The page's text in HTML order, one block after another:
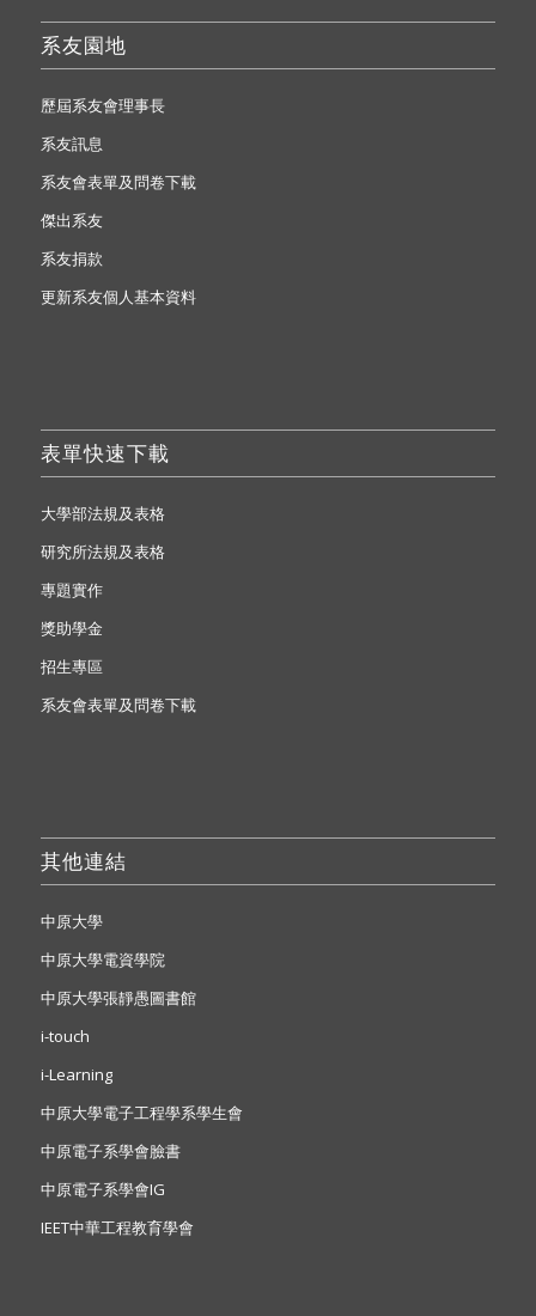
系友園地
歷屆系友會理事長
系友訊息
系友會表單及問卷下載
傑出系友
系友捐款
更新系友個人基本資料
表單快速下載
大學部法規及表格
研究所法規及表格
專題實作
獎助學金
招生專區
系友會表單及問卷下載
其他連結
中原大學
中原大學電資學院
中原大學張靜愚圖書館
i-touch
i-Learning
中原大學電子工程學系學生會
中原電子系學會臉書
中原電子系學會IG
IEET中華工程教育學會